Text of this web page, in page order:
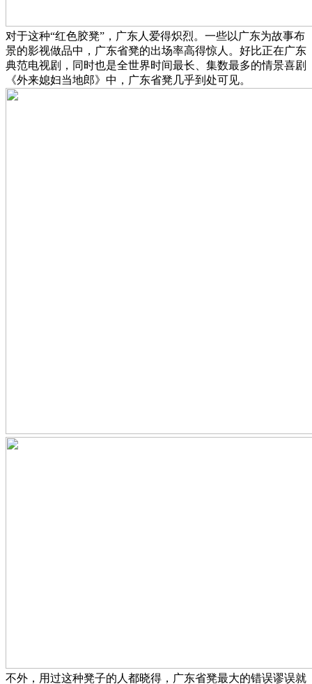
对于这种“红色胶凳”，广东人爱得炽烈。一些以广东为故事布
景的影视做品中，广东省凳的出场率高得惊人。好比正在广东
典范电视剧，同时也是全世界时间最长、集数最多的情景喜剧
《外来媳妇当地郎》中，广东省凳几乎到处可见。
不外，用过这种凳子的人都晓得，广东省凳最大的错误谬误就